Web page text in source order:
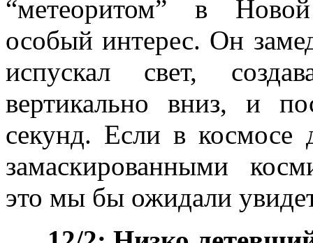
“метеоритом” в
особый интерес. Он
испускал свет,
вертикально вниз, и
секунд. Если в космосе
замаскированными
это мы бы ожидали